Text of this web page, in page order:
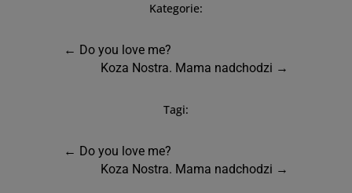
Kategorie:
← Do you love me?
Koza Nostra. Mama nadchodzi →
Tagi:
← Do you love me?
Koza Nostra. Mama nadchodzi →